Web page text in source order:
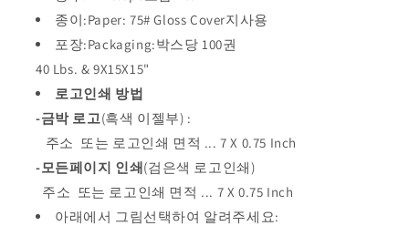
일
가
적
용)
일
가
적
용)
종이:Paper: 75# Gloss Cover지사용
포장:Packaging:박스당 100권
40 Lbs. & 9X15X15"
로고인쇄 방법
-금박 로고(흑색 이젤부) :
주소 또는 로고인쇄 면적 ... 7 X 0.75 Inch
-모든페이지 인쇄(검은색 로고인쇄)
주소 또는 로고인쇄 면적 ... 7 X 0.75 Inch
아래에서 그림선택하여 알려주세요: